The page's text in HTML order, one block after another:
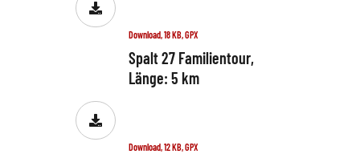
Download, 18 KB, GPX
Spalt 27 Familientour,
Länge: 5 km
Download, 12 KB, GPX